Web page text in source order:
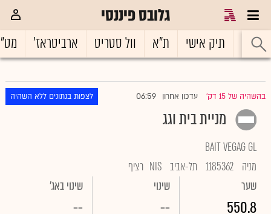
גלובס פיננסי
ראשי תיק אישי ת"א וול סטריט ארביטראז'
בהשהיה של 15 דק' עדכון אחרון 06:59 לצפות בנתונים ללא השהיה
מניית בית וגג
BAIT VEGAG GL
מניה 1185362 תל-אביב NIS רציף
שער
550.8
שינוי
--
שינוי באג'
--